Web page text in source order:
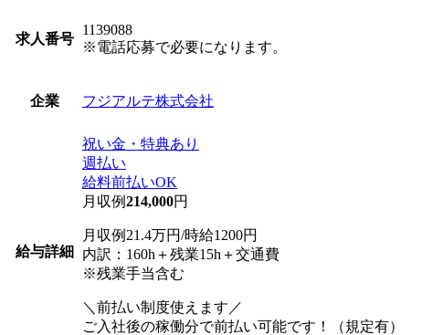
求人番号
1139088
※電話応募で必要になります。
企業 フジアルテ株式会社
給与詳細
祝い金・特典あり
週払い
給料前払いOK
月収例214,000円
月収例21.4万円/時給1200円
内訳：160h＋残業15h＋交通費
※残業手当含む
＼前払い制度使えます／
ご入社後の稼働分で前払い可能です！（規定有）